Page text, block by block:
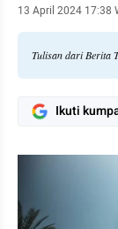
13 April 2024 17:38
Tulisan dari Berita
Ikuti